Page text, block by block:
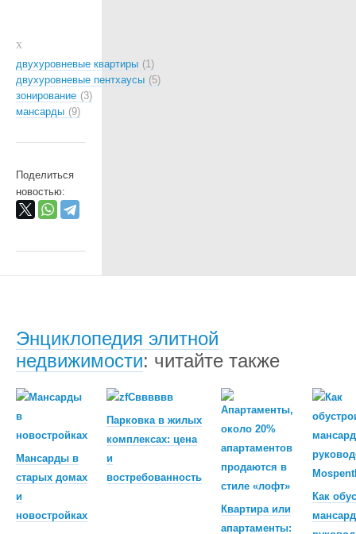
двухуровневые квартиры
1
двухуровневые пентхаусы
5
зонирование
3
мансарды 9
Поделиться
новостью:
Энциклопедия элитной
недвижимости: читайте также
Мансарды в
старых домах
и
новостройках
Парковка в жилых
комплексах: цена
и
востребованность
Квартира или
апартаменты:
Как